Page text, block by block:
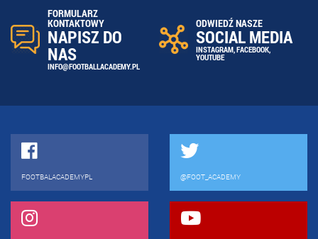
FORMULARZ
KONTAKTOWY
NAPISZ DO
NAS
INFO@FOOTBALLACADEMY.PL
ODWIEDŹ NASZE
SOCIAL MEDIA
INSTAGRAM,FACEBOOK,
YOUTUBE
FOOTBALACADEMYPL @FOOT_ACADEMY